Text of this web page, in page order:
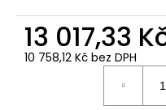
13 017,33
10 758,12 Kč bez DPH